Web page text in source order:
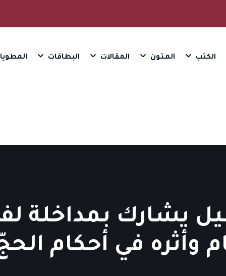
الكتب المـتون المقالات البطاقات
يشارك بمداخلة
وأثره في أحكام